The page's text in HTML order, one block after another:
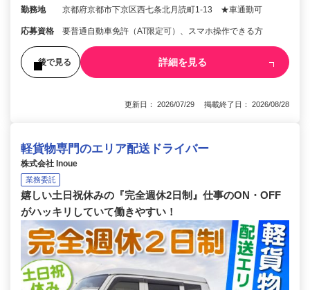
勤務地 京都府京都市下京区西七条北月読町1-13 ★車通勤可
応募資格 要普通自動車免許（AT限定可）、スマホ操作できる方
後で見る 詳細を見る
更新日： 2026/07/29 掲載終了日： 2026/08/28
軽貨物専門のエリア配送ドライバー
株式会社 Inoue
業務委託
嬉しい土日祝休みの『完全週休2日制』仕事のON・OFF
がハッキリしていて働きやすい！